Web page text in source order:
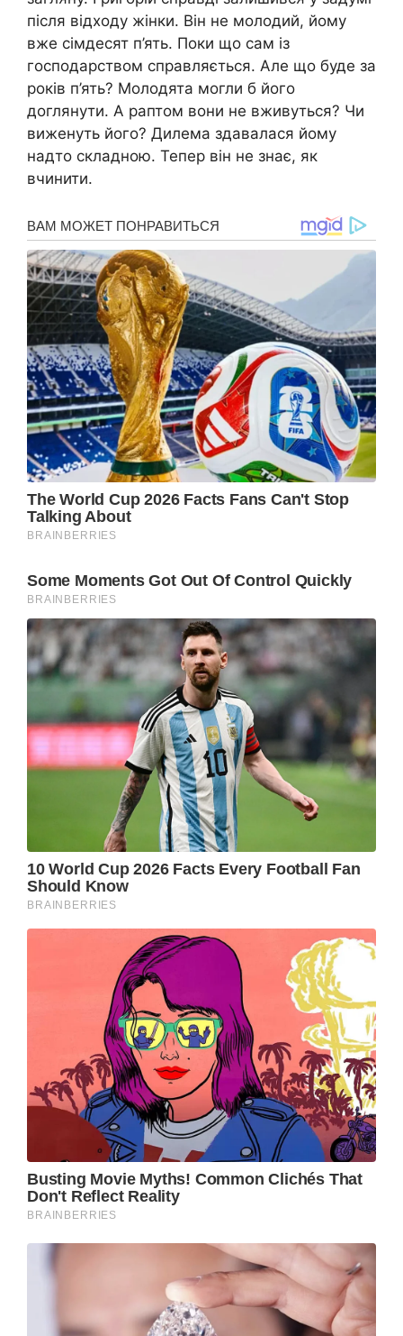
після відходу жінки. Він не молодий, йому
вже сімдесят п’ять. Поки що сам із
господарством справляється. Але що буде за
років п’ять? Молодята могли б його
доглянути. А раптом вони не вживуться? Чи
виженуть його? Дилема здавалася йому
надто складною. Тепер він не знає, як
вчинити.